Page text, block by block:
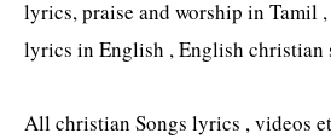
lyrics, praise and worship in Tamil
lyrics in English , English christian
All christian Songs lyrics , videos